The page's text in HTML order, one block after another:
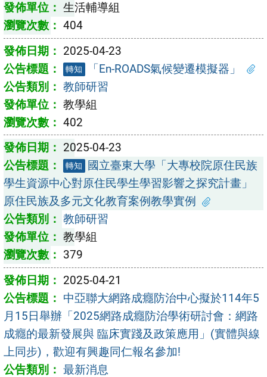
生活輔導組
404
2025-04-23
轉知
「En-ROADS氣候變遷模擬器」
教師研習
教學組
402
2025-04-23
轉知
國立臺東大學「大專校院原住民族
學生資源中心對原住民學生學習影響之探究計畫」
原住民族及多元文化教育案例教學實例
教師研習
教學組
379
2025-04-21
中亞聯大網路成癮防治中心擬於114年5
月15日舉辦「2025網路成癮防治學術研討會：網路
成癮的最新發展與 臨床實踐及政策應用」(實體與線
上同步)，歡迎有興趣同仁報名參加!
最新消息